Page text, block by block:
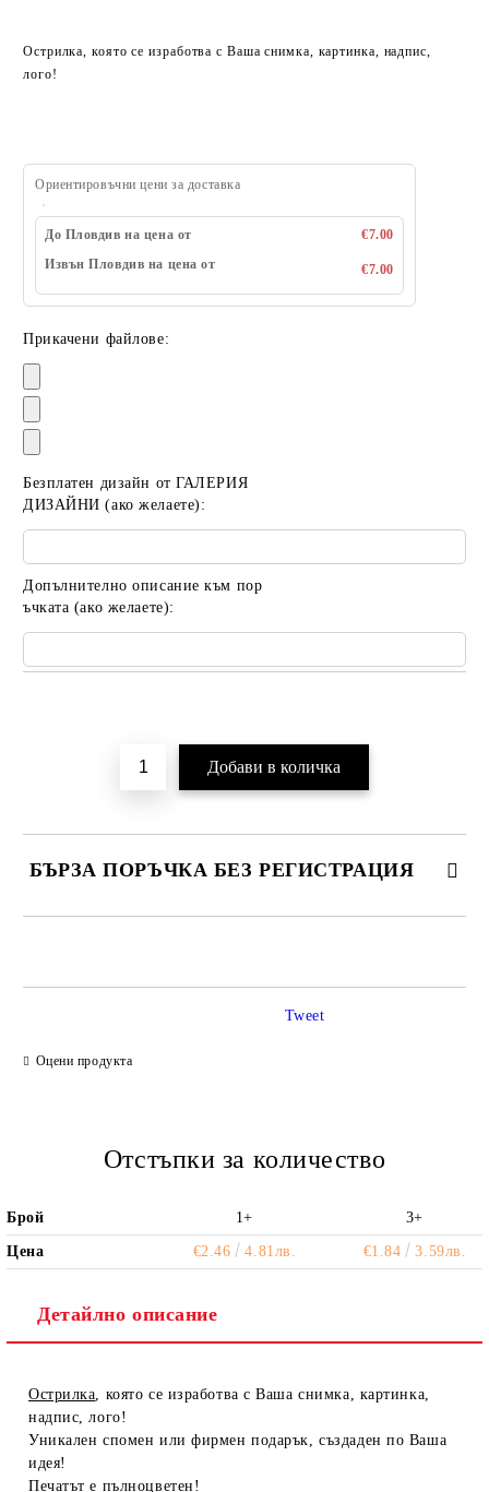
Острилка, която се изработва с Ваша снимка, картинка, надпис,
лого!
Ориентировъчни цени за доставка
До Пловдив на цена от
€7.00
Извън Пловдив на цена от
€7.00
Прикачени файлове:
Безплатен дизайн от ГАЛЕРИЯ
ДИЗАЙНИ (ако желаете):
Допълнително описание към пор
ъчката (ако желаете):
БЪРЗА ПОРЪЧКА БЕЗ РЕГИСТРАЦИЯ
Оцени продукта
Tweet
Отстъпки за количество
Брой 1+ 3+
Цена €2.46 4.81лв. €1.84 3.59лв.
Детайлно описание
Острилка, която се изработва с Ваша снимка, картинка,
надпис, лого!
Уникален спомен или фирмен подарък, създаден по Ваша
идея!
Печатът е пълноцветен!